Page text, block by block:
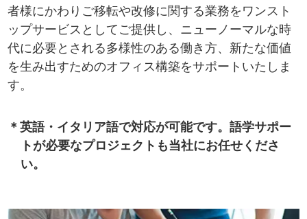
者様にかわりご移転や改修に関する業務をワンスト
ップサービスとしてご提供し、ニューノーマルな時
代に必要とされる多様性のある働き方、新たな価値
を生み出すためのオフィス構築をサポートいたしま
す。
＊英語・イタリア語で対応が可能です。語学サポー
トが必要なプロジェクトも当社にお任せくださ
い。